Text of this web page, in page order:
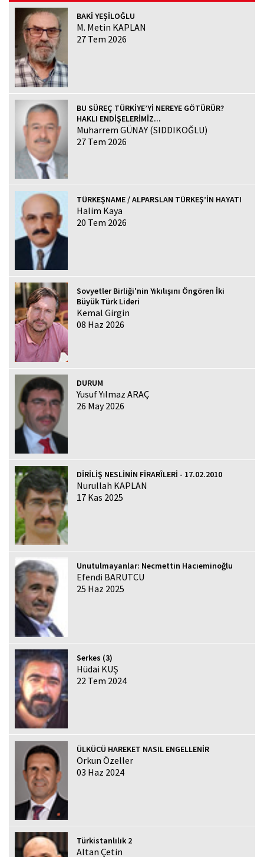
BAKİ YEŞİLOĞLU
M. Metin KAPLAN
27 Tem 2026
BU SÜREÇ TÜRKİYE’Yİ NEREYE GÖTÜRÜR?
HAKLI ENDİŞELERİMİZ...
Muharrem GÜNAY (SIDDIKOĞLU)
27 Tem 2026
TÜRKEŞNAME / ALPARSLAN TÜRKEŞ’İN HAYATI
Halim Kaya
20 Tem 2026
Sovyetler Birliği'nin Yıkılışını Öngören İki
Büyük Türk Lideri
Kemal Girgin
08 Haz 2026
DURUM
Yusuf Yılmaz ARAÇ
26 May 2026
DİRİLİŞ NESLİNİN FİRARÎLERİ - 17.02.2010
Nurullah KAPLAN
17 Kas 2025
Unutulmayanlar: Necmettin Hacıeminoğlu
Efendi BARUTCU
25 Haz 2025
Serkes (3)
Hüdai KUŞ
22 Tem 2024
ÜLKÜCÜ HAREKET NASIL ENGELLENİR
Orkun Özeller
03 Haz 2024
Türkistanlılık 2
Altan Çetin